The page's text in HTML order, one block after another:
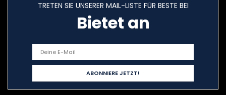
TRETEN SIE UNSERER MAIL-LISTE FÜR BESTE BEI
Bietet an